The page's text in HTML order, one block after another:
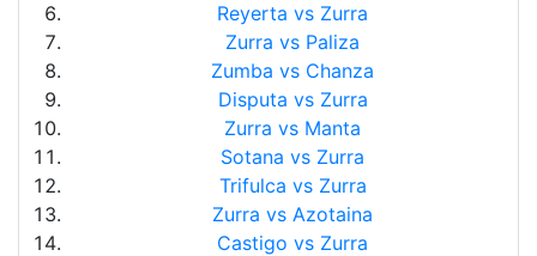
Reyerta vs Zurra
Zurra vs Paliza
Zumba vs Chanza
Disputa vs Zurra
Zurra vs Manta
Sotana vs Zurra
Trifulca vs Zurra
Zurra vs Azotaina
Castigo vs Zurra